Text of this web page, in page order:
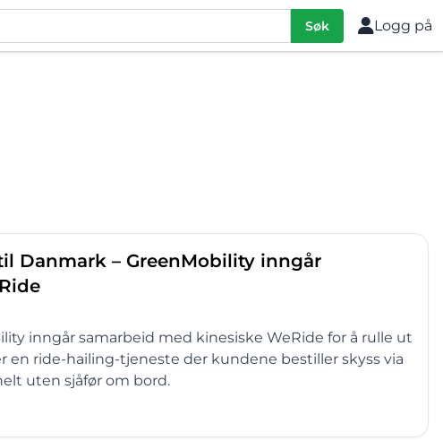
Søk Logg på
Danmark – GreenMobility inngår
inngår samarbeid med kinesiske WeRide for å rulle ut
en ride-hailing-tjeneste der kundene bestiller skyss via
uten sjåfør om bord.